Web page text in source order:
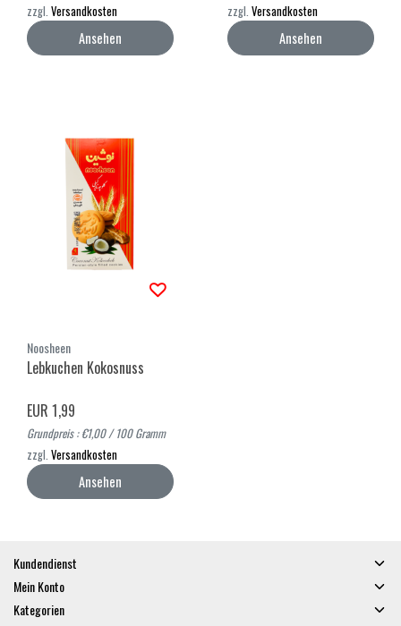
zzgl. Versandkosten
Ansehen
zzgl. Versandkosten
Ansehen
Noosheen
Lebkuchen Kokosnuss
EUR 1,99
Grundpreis : €1,00 / 100 Gramm
zzgl. Versandkosten
Ansehen
Kundendienst
Mein Konto
Kategorien